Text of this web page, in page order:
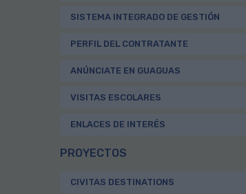
SISTEMA INTEGRADO DE GESTIÓN
PERFIL DEL CONTRATANTE
ANÚNCIATE EN GUAGUAS
VISITAS ESCOLARES
ENLACES DE INTERÉS
PROYECTOS
CIVITAS DESTINATIONS